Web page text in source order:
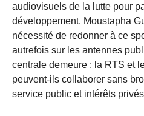
audiovisuels de la lutte pour
développement. Moustapha
nécessité de redonner à ce
autrefois sur les antennes
centrale demeure : la RTS et
peuvent-ils collaborer sans
service public et intérêts